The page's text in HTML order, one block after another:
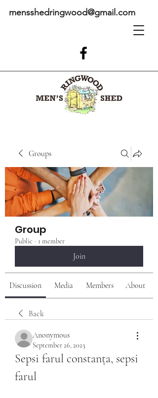
mensshedringwood@gmail.com
Groups
Group
Public · 1 member
Join
Discussion Media Members About
Back
Anonymous
September 26, 2023
Sepsi farul constanța, sepsi
farul